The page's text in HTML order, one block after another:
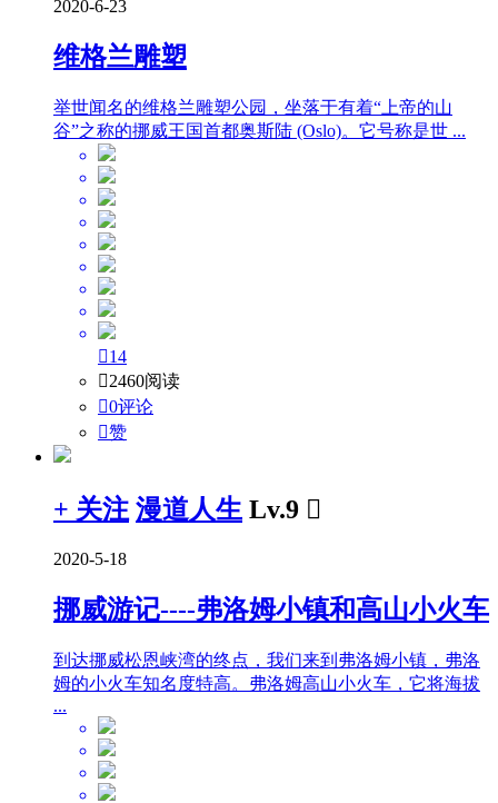
2020-6-23
维格兰雕塑
举世闻名的维格兰雕塑公园，坐落于有着“上帝的山
谷”之称的挪威王国首都奥斯陆 (Oslo)。它号称是世 ...
14
2460阅读
0评论
赞
+ 关注 漫道人生 Lv.9 
2020-5-18
挪威游记----弗洛姆小镇和高山小火车
到达挪威松恩峡湾的终点，我们来到弗洛姆小镇，弗洛
姆的小火车知名度特高。弗洛姆高山小火车，它将海拔
...